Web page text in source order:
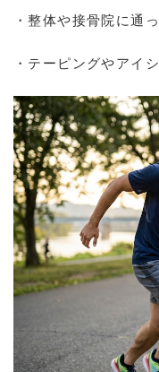
・整体や接骨院に通
・テーピングやアイ